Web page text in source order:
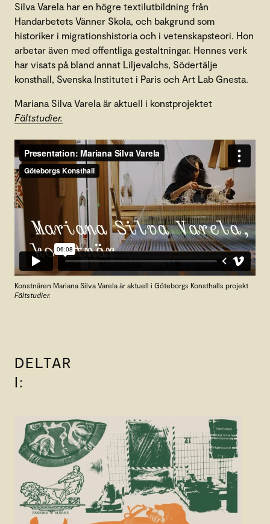
Silva Varela har en högre textilutbildning från
Handarbetets Vänner Skola, och bakgrund som
historiker i migrationshistoria och i vetenskapsteori. Hon
arbetar även med offentliga gestaltningar. Hennes verk
har visats på bland annat Liljevalchs, Södertälje
konsthall, Svenska Institutet i Paris och Art Lab Gnesta.
Mariana Silva Varela är aktuell i konstprojektet
Fältstudier.
Konstnären Mariana Silva Varela är aktuell i Göteborgs Konsthalls projekt
Fältstudier.
DELTAR
I: